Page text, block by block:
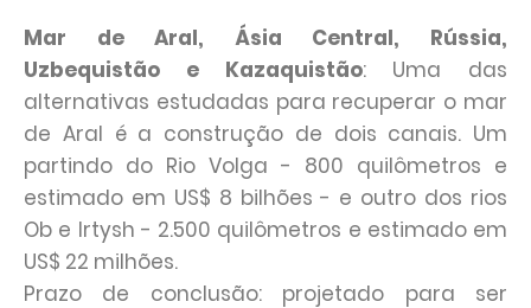
Mar de Aral, Ásia Central, Rússia,
Uzbequistão e Kazaquistão: Uma das
alternativas estudadas para recuperar o mar
de Aral é a construção de dois canais. Um
partindo do Rio Volga - 800 quilômetros e
estimado em US$ 8 bilhões - e outro dos rios
Ob e Irtysh - 2.500 quilômetros e estimado em
US$ 22 milhões.
Prazo de conclusão: projetado para ser